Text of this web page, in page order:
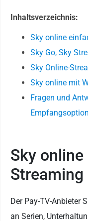
Inhaltsverzeichnis:
Sky online
Sky Go, Sky
Sky Online-
Sky online mit
Fragen und
Sky
Streaming
Der Pay-TV-Anbieter
an Serien,